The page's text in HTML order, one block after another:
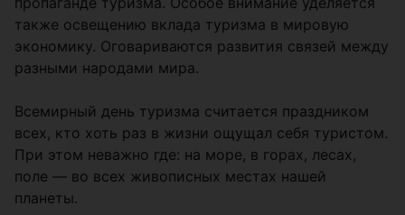
также освещению вклада туризма в мировую
экономику. Оговариваются развития связей между
разными народами мира.
Всемирный день туризма считается праздником
всех, кто хоть раз в жизни ощущал себя туристом.
При этом неважно где: на море, в горах, лесах,
поле — во всех живописных местах нашей
планеты.